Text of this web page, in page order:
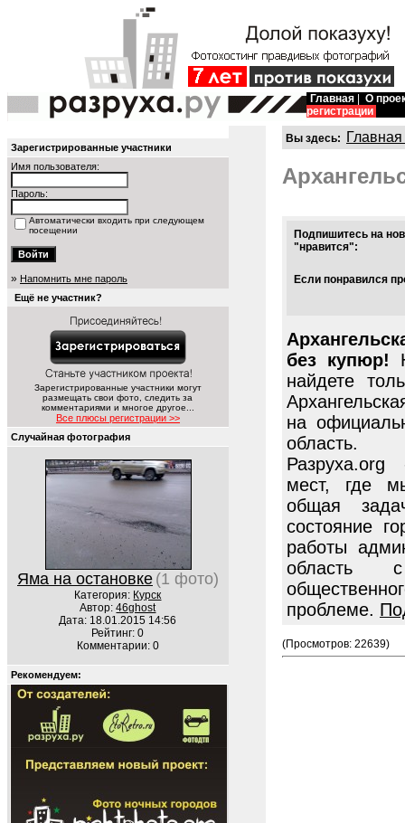
Главная
О
регистрации
Зарегистрированные участники
Имя пользователя:
Пароль:
Автоматически входить при следующем
посещении
» Напомнить мне пароль
Ещё не участник?
Зарегистрированные участники могут
размещать свои фото, следить за
комментариями и многое другое...
Все плюсы регистрации >>
Случайная фотография
Яма на остановке (1 фото)
Категория: Курск
Автор:46ghost
Дата: 18.01.2015 14:56
Рейтинг: 0
Комментарии: 0
Рекомендуем:
Вы здесь:
Подпишитесь на
"нравится":
Если понравился
без купюр!
найдете
на
область.
мест, где
общая
состояние
работы
область
проблеме.
(Просмотров: 22639)